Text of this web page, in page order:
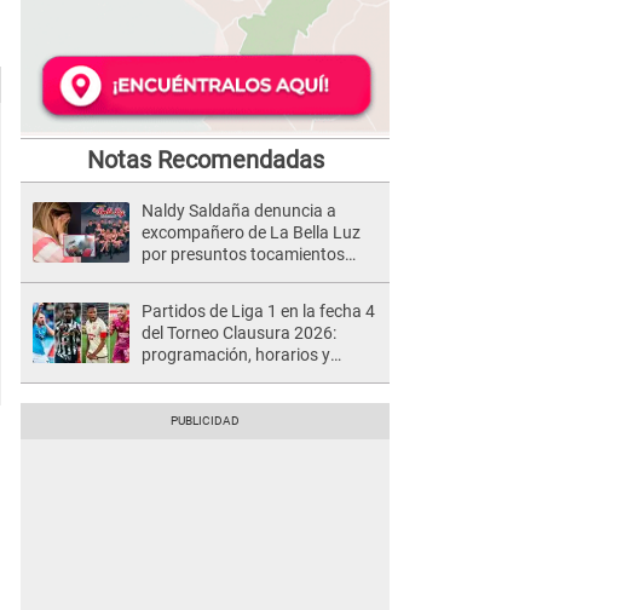
Notas Recomendadas
Naldy Saldaña denuncia a
excompañero de La Bella Luz
por presuntos tocamientos
Partidos de Liga 1 en la fecha 4
del Torneo Clausura 2026:
programación, horarios y